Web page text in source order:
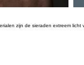
zijn de sieraden extreem licht